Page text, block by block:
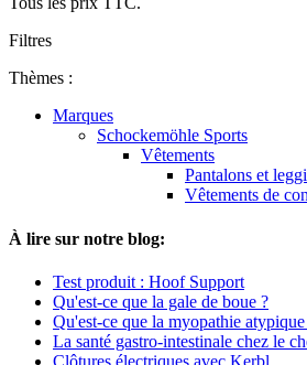
Filtres
Thèmes :
Marques
Schockemöhle Sports
Vêtements
Pantalons et
Vêtements de
À lire sur notre blog:
Test produit : Hoof Support
Qu'est-ce que la gale de boue ?
Qu'est-ce que la myopathie atypique
La santé gastro-intestinale chez le
Clôtures électriques avec Kerbl